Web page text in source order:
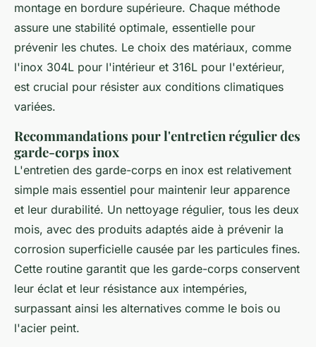
montage en bordure supérieure. Chaque méthode
assure une stabilité optimale, essentielle pour
prévenir les chutes. Le choix des matériaux, comme
l'inox 304L pour l'intérieur et 316L pour l'extérieur,
est crucial pour résister aux conditions climatiques
variées.
Recommandations pour l'entretien régulier des
garde-corps inox
L'entretien des garde-corps en inox est relativement
simple mais essentiel pour maintenir leur apparence
et leur durabilité. Un nettoyage régulier, tous les deux
mois, avec des produits adaptés aide à prévenir la
corrosion superficielle causée par les particules fines.
Cette routine garantit que les garde-corps conservent
leur éclat et leur résistance aux intempéries,
surpassant ainsi les alternatives comme le bois ou
l'acier peint.